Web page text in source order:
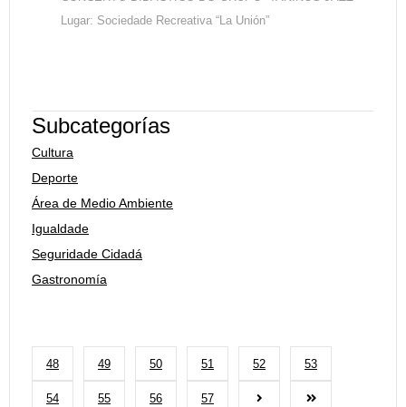
Lugar: Sociedade Recreativa “La Unión”
Subcategorías
Cultura
Deporte
Área de Medio Ambiente
Igualdade
Seguridade Cidadá
Gastronomía
48 49 50 51 52 53
54 55 56 57